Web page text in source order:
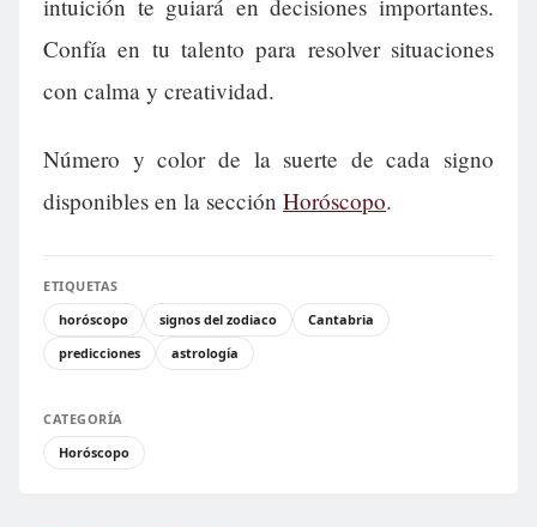
intuición te guiará en decisiones importantes.
Confía en tu talento para resolver situaciones
con calma y creatividad.
Número y color de la suerte de cada signo
disponibles en la sección Horóscopo.
ETIQUETAS
horóscopo
signos del zodiaco
Cantabria
predicciones
astrología
CATEGORÍA
Horóscopo